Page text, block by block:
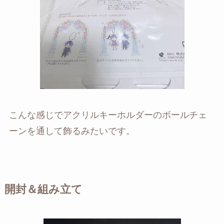
こんな感じでアクリルキーホルダーのボールチェ
ーンを通して飾るみたいです。
開封＆組み立て